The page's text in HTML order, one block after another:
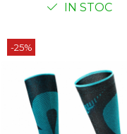
IN STOC
-25%